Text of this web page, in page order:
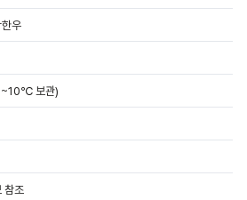
우
보관)
참조